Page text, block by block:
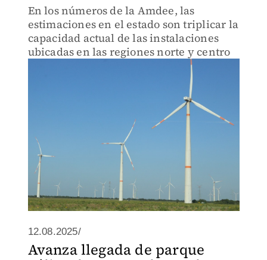
En los números de la Amdee, las
estimaciones en el estado son triplicar la
capacidad actual de las instalaciones
ubicadas en las regiones norte y centro
12.08.2025/
Avanza llegada de parque